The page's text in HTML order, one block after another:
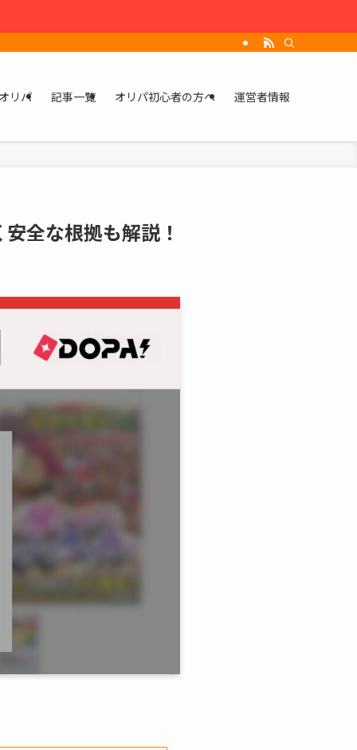
リパ 記事一覧 オリパ初心者の方へ 運営者情報
全な根拠も解説！